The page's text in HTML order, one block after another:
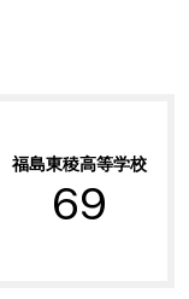
福島東稜高等学校
69